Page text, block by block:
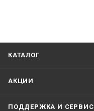
КАТАЛОГ
АКЦИИ
ПОДДЕРЖКА И СЕРВИС